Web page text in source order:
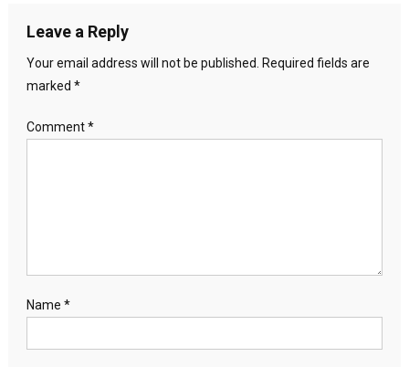
Leave a Reply
Your email address will not be published.
Required fields are
marked *
Comment*
Name *